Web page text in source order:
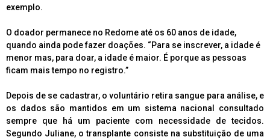
exemplo.
O doador permanece no Redome até os 60 anos de idade,
quando ainda pode fazer doações. “Para se inscrever, a idade é
menor mas, para doar, a idade é maior. É porque as pessoas
ficam mais tempo no registro.”
Depois de se cadastrar, o voluntário retira sangue para análise, e
os dados são mantidos em um sistema nacional consultado
sempre que há um paciente com necessidade de tecidos.
Segundo Juliane, o transplante consiste na substituição de uma